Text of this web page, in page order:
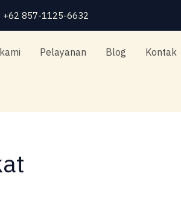
+62 857-1125-6632
Pelayanan Blog Kontak